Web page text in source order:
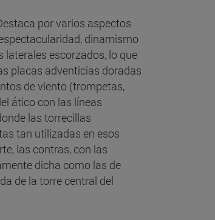
por varios aspectos
dinamismo
laterales escorzados, lo que
placas adventicias doradas
de viento (trompetas,
ático con las líneas
las torrecillas
tan utilizadas en esos
las contras, con las
dicha como las de
de la torre central del